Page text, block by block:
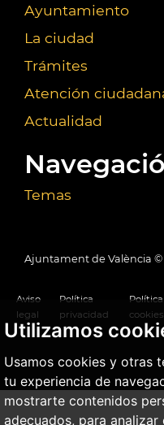
Utilizamos
Usamos cookies y otras
tu experiencia de
mostrarte contenidos
adecuados, para
Ayuntamiento
La ciudad
Trámites
Atención
Actualidad
Temas
Ajuntament de València ©
Aviso
legal
Política
privacidad
cookies